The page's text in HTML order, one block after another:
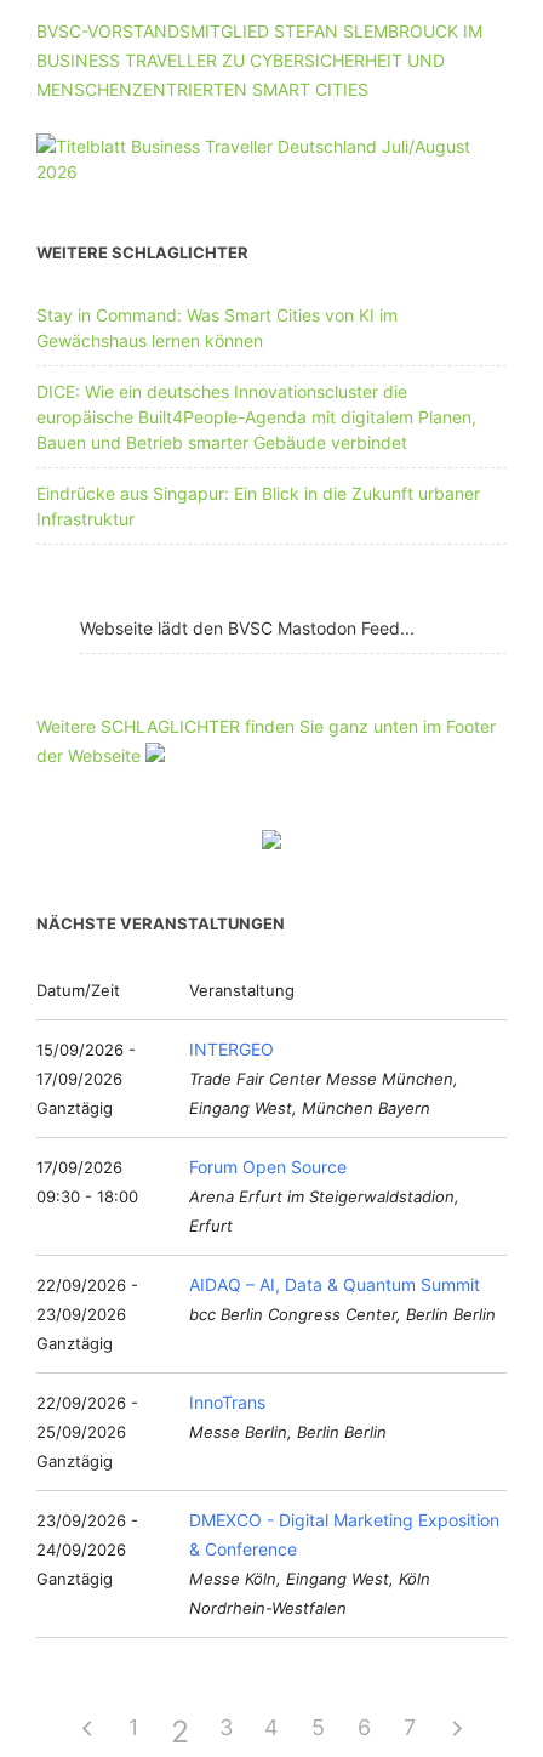
BVSC-VORSTANDSMITGLIED STEFAN SLEMBROUCK IM
BUSINESS TRAVELLER ZU CYBERSICHERHEIT UND
MENSCHENZENTRIERTEN SMART CITIES
WEITERE SCHLAGLICHTER
Stay in Command: Was Smart Cities von KI im
Gewächshaus lernen können
DICE: Wie ein deutsches Innovationscluster die
europäische Built4People-Agenda mit digitalem Planen,
Bauen und Betrieb smarter Gebäude verbindet
Eindrücke aus Singapur: Ein Blick in die Zukunft urbaner
Infrastruktur
Webseite lädt den BVSC Mastodon Feed...
Weitere SCHLAGLICHTER finden Sie ganz unten im Footer
der Webseite
NÄCHSTE VERANSTALTUNGEN
Datum/Zeit Veranstaltung
15/09/2026 -
17/09/2026
Ganztägig
INTERGEO
Trade Fair Center Messe München,
Eingang West, München Bayern
17/09/2026
09:30 - 18:00
Forum Open Source
Arena Erfurt im Steigerwaldstadion,
Erfurt
22/09/2026 -
23/09/2026
Ganztägig
AIDAQ – AI, Data & Quantum Summit
bcc Berlin Congress Center, Berlin Berlin
22/09/2026 -
25/09/2026
Ganztägig
InnoTrans
Messe Berlin, Berlin Berlin
23/09/2026 -
24/09/2026
Ganztägig
DMEXCO - Digital Marketing Exposition
& Conference
Messe Köln, Eingang West, Köln
Nordrhein-Westfalen
1 2 3 4 5 6 7